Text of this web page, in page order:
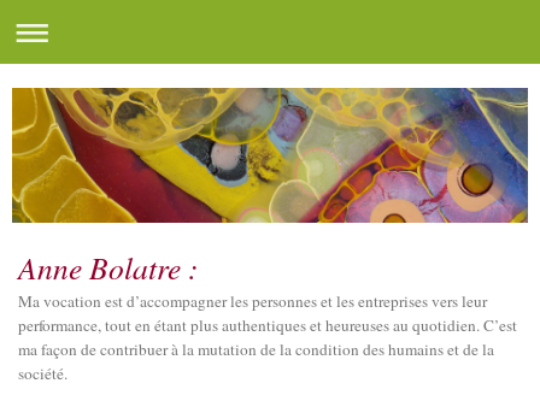
Anne Bolatre :
Ma vocation est d’accompagner les personnes et les entreprises vers leur
performance, tout en étant plus authentiques et heureuses au quotidien. C’est
ma façon de contribuer à la mutation de la condition des humains et de la
société.